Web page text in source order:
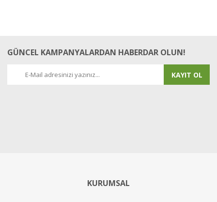
GÜNCEL KAMPANYALARDAN HABERDAR OLUN!
KAYIT OL
KURUMSAL